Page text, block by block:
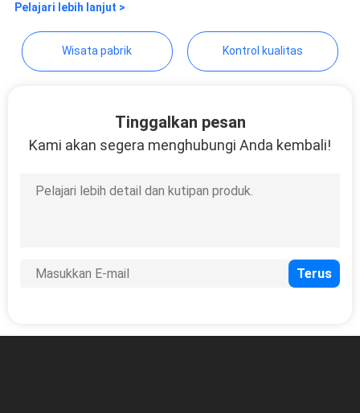
Pelajari lebih lanjut >
Wisata pabrik Kontrol kualitas
Tinggalkan pesan
Kami akan segera menghubungi Anda kembali!